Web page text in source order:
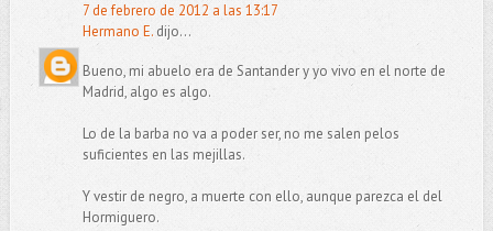
7 de febrero de 2012 a las 13:17
Hermano E.dijo...
Bueno, mi abuelo era de Santander y yo vivo en el norte de
Madrid, algo es algo.
Lo de la barba no va a poder ser, no me salen pelos
suficientes en las mejillas.
Y vestir de negro, a muerte con ello, aunque parezca el del
Hormiguero.